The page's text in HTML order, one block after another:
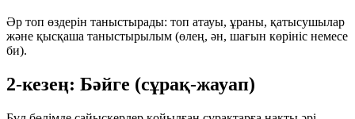
Әр топ өздерін таныстырады: топ атауы, ұраны, қатысушылар
және қысқаша таныстырылым (өлең, ән, шағын көрініс немесе
би).
2-кезең: Бәйге (сұрақ-жауап)